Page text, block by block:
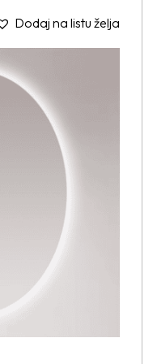
Dodaj na listu želja